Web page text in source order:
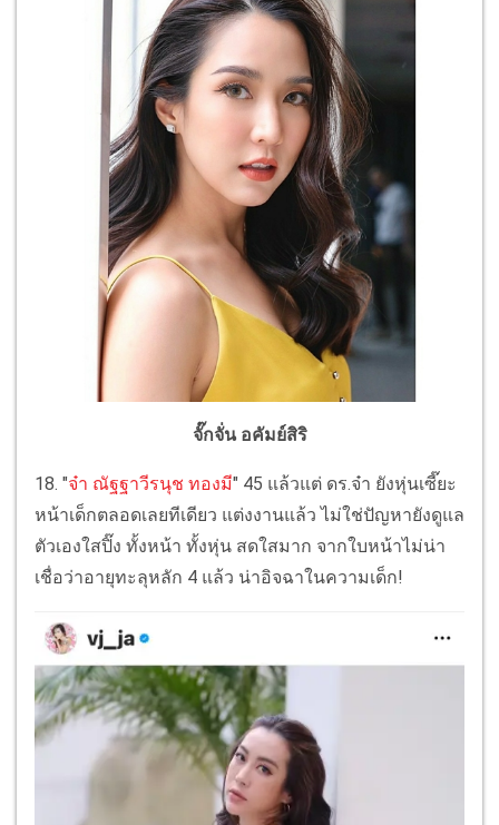
จั๊กจั่น อคัมย์สิริ
18. "จ๋า ณัฐฐาวีรนุช ทองมี" 45 แล้วแต่ ดร.จ๋า ยังหุ่นเซี๊ยะ
หน้าเด็กตลอดเลยทีเดียว แต่งงานแล้ว ไม่ใช่ปัญหายังดูแล
ตัวเองใสปิ๊ง ทั้งหน้า ทั้งหุ่น สดใสมาก จากใบหน้าไม่น่า
เชื่อว่าอายุทะลุหลัก 4 แล้ว น่าอิจฉาในความเด็ก!